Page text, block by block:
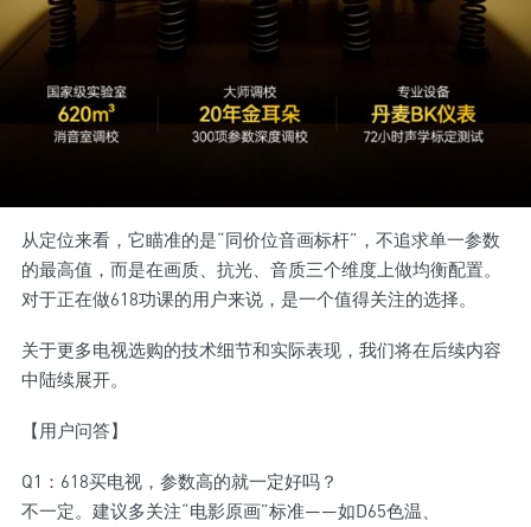
从定位来看，它瞄准的是“同价位音画标杆”，不追求单一参数
的最高值，而是在画质、抗光、音质三个维度上做均衡配置。
对于正在做618功课的用户来说，是一个值得关注的选择。
关于更多电视选购的技术细节和实际表现，我们将在后续内容
中陆续展开。
【用户问答】
Q1：618买电视，参数高的就一定好吗？
不一定。建议多关注“电影原画”标准——如D65色温、